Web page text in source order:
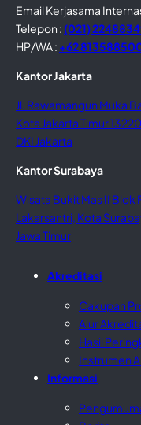
Email Kerjasama
Telepon : (021)
HP/WA : +62
Kantor Jakarta
Jl. Rawamangun Muka
Kota Jakarta Timur
DKI Jakarta
Kantor Surabaya
Wisata Bukit Mas II Blok
Lakarsantri, Kota
Jawa Timur
Akreditasi
Cakupan
Alur
Hasil
Instrumen
Informasi